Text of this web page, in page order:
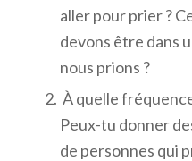
aller pour prier ?
devons être dans
nous prions ?
À quelle
Peux-tu donner
de personnes qui